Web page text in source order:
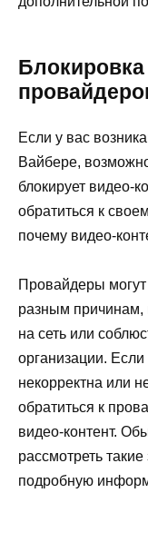
Если у вас
Вайбере,
блокирует видео-
обратиться к
почему видео-
Провайдеры могут
разным причинам,
на сеть или
организации. Если
некорректна или
обратиться к
видео-контент.
рассмотреть
подробную